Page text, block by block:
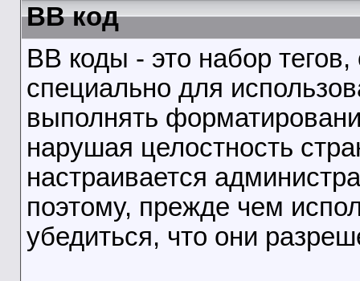
BB код
BB коды - это набор
специально для
выполнять
нарушая целостность
настраивается
поэтому, прежде чем
убедиться, что они